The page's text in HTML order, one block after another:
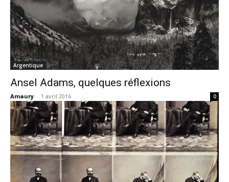
Argentique
Ansel Adams, quelques réflexions
Amaury - 1 avril 2016 0